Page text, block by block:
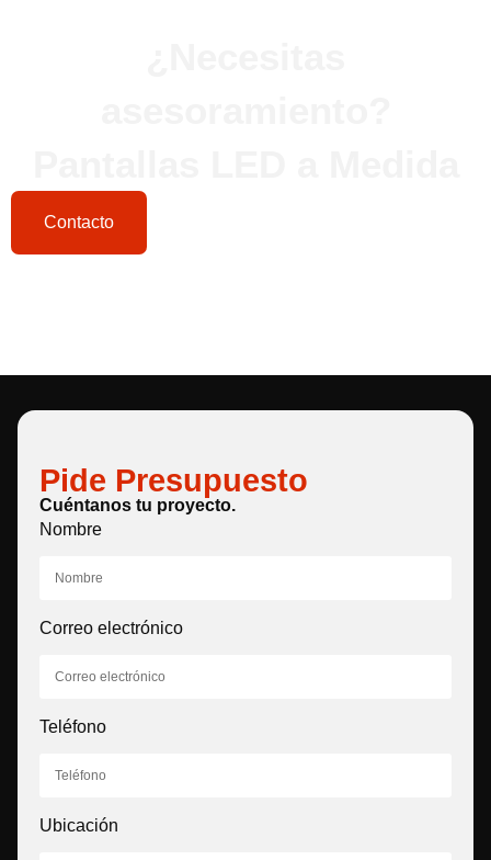
Contacto
Pide Presupuesto
Cuéntanos tu proyecto.
Nombre
Correo electrónico
Teléfono
Ubicación